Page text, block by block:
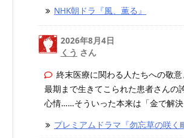
NHK朝ドラ『風、薫る』
2026年8月4日
くう さん
終末医療に関わる人たちへの敬
最期まで生きてこられた患者さんの
心情……そういった本来は「金で解
プレミアムドラマ『勿忘草の咲く